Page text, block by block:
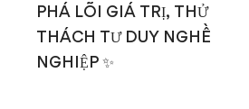
PHÁ LÕI GIÁ TRỊ, THỬ
THÁCH TƯ DUY NGHỀ
NGHIỆP ✨